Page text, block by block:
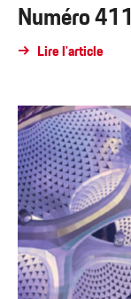
Numéro 411
Lire l'article